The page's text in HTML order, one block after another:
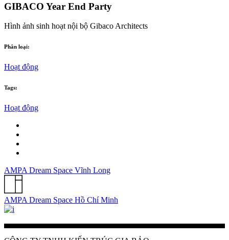
GIBACO Year End Party
Hình ảnh sinh hoạt nội bộ Gibaco Architects
Phân loại:
Hoạt động
Tags:
Hoạt động
AMPA Dream Space Vĩnh Long
AMPA Dream Space Hồ Chí Minh